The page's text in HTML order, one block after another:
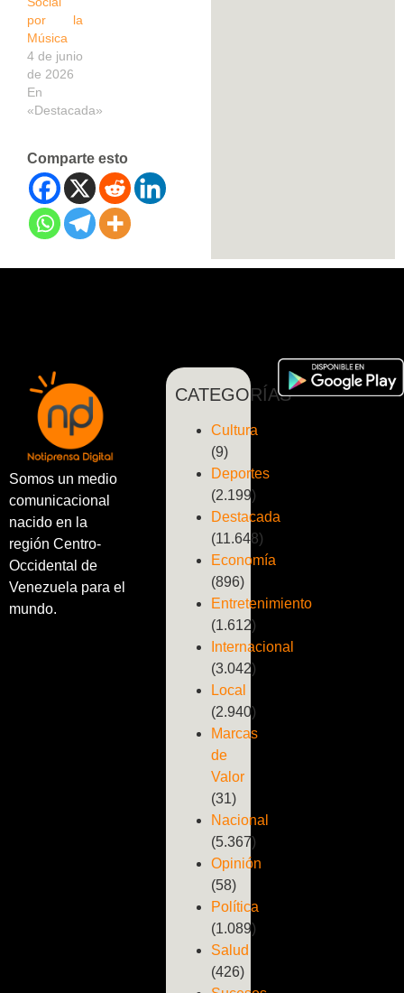
por la
Música
4 de junio
de 2026
En
«Destacada»
Comparte esto
Somos un medio
comunicacional
nacido en la
región Centro-
Occidental de
Venezuela para el
mundo.
CATEGORÍAS
Cultura
(9)
Deportes
(2.199)
Destacada
(11.648)
Economía
(896)
Entretenimiento
(1.612)
Internacional
(3.042)
Local
(2.940)
Marcas
de
Valor
(31)
Nacional
(5.367)
Opinión
(58)
Política
(1.089)
Salud
(426)